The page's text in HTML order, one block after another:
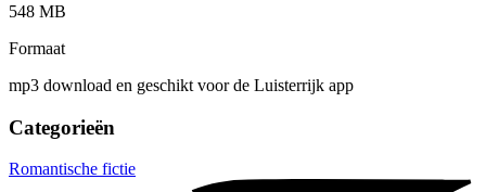
548 MB
Formaat
mp3 download en geschikt voor de Luisterrijk app
Categorieën
Romantische fictie